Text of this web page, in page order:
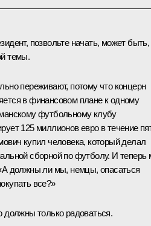
позвольте начать, может быть,
темы.
переживают, потому что концерн
в финансовом плане к одному
футбольному клубу
125 миллионов евро в течение
купил человека, который делал
сборной по футболу. И теперь
должны ли мы, немцы, опасаться
все?»
только радоваться.